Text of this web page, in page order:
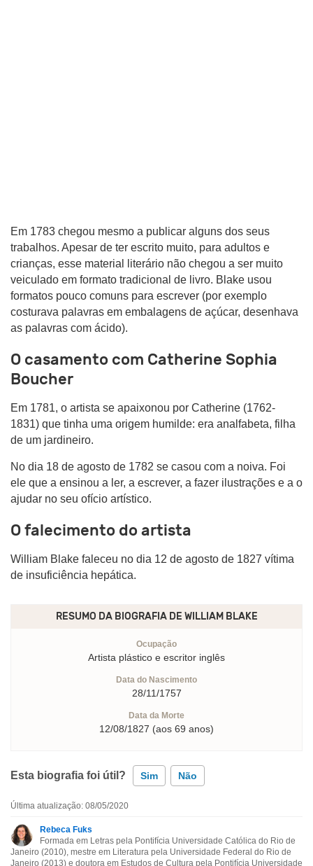
Em 1783 chegou mesmo a publicar alguns dos seus
trabalhos. Apesar de ter escrito muito, para adultos e
crianças, esse material literário não chegou a ser muito
veiculado em formato tradicional de livro. Blake usou
formatos pouco comuns para escrever (por exemplo
costurava palavras em embalagens de açúcar, desenhava
as palavras com ácido).
O casamento com Catherine Sophia
Boucher
Em 1781, o artista se apaixonou por Catherine (1762-
1831) que tinha uma origem humilde: era analfabeta, filha
de um jardineiro.
No dia 18 de agosto de 1782 se casou com a noiva. Foi
ele que a ensinou a ler, a escrever, a fazer ilustrações e a o
ajudar no seu ofício artístico.
O falecimento do artista
William Blake faleceu no dia 12 de agosto de 1827 vítima
de insuficiência hepática.
RESUMO DA BIOGRAFIA DE WILLIAM BLAKE
Ocupação
Artista plástico e escritor inglês
Data do Nascimento
28/11/1757
Data da Morte
12/08/1827 (aos 69 anos)
Esta biografia foi útil? Sim Não
Esta biografia não tem a informação que procuro
Última atualização: 08/05/2020
Rebeca Fuks
Formada em Letras pela Pontifícia Universidade Católica do Rio de
Janeiro (2010), mestre em Literatura pela Universidade Federal do Rio de
Janeiro (2013) e doutora em Estudos de Cultura pela Pontifícia Universidade